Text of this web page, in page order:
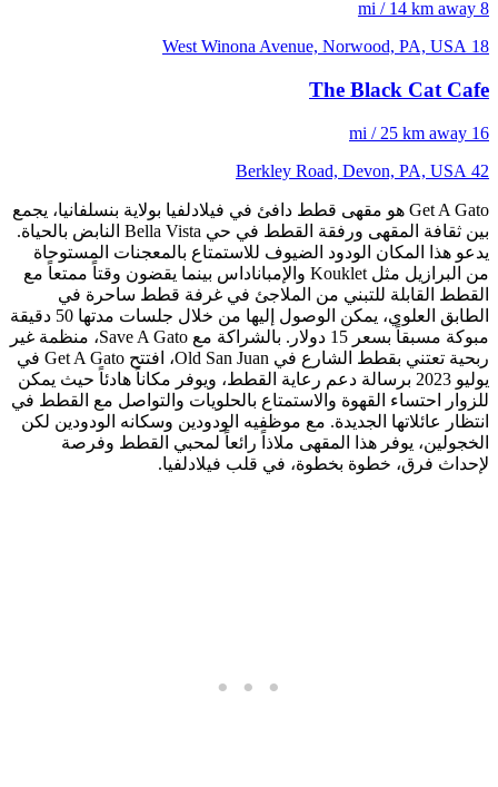
8 mi / 14 km away
18 West Winona Avenue, Norwood, PA, USA
The Black Cat Cafe
16 mi / 25 km away
42 Berkley Road, Devon, PA, USA
Get A Gato هو مقهى قطط دافئ في فيلادلفيا بولاية بنسلفانيا، يجمع
بين ثقافة المقهى ورفقة القطط في حي Bella Vista النابض بالحياة.
يدعو هذا المكان الودود الضيوف للاستمتاع بالمعجنات المستوحاة
من البرازيل مثل Kouklet والإمباناداس بينما يقضون وقتاً ممتعاً مع
القطط القابلة للتبني من الملاجئ في غرفة قطط ساحرة في
الطابق العلوي، يمكن الوصول إليها من خلال جلسات مدتها 50 دقيقة
مبوكة مسبقاً بسعر 15 دولار. بالشراكة مع Save A Gato، منظمة غير
ربحية تعتني بقطط الشارع في Old San Juan، افتتح Get A Gato في
يوليو 2023 برسالة دعم رعاية القطط، ويوفر مكاناً هادئاً حيث يمكن
للزوار احتساء القهوة والاستمتاع بالحلويات والتواصل مع القطط في
انتظار عائلاتها الجديدة. مع موظفيه الودودين وسكانه الودودين لكن
الخجولين، يوفر هذا المقهى ملاذاً رائعاً لمحبي القطط وفرصة
لإحداث فرق، خطوة بخطوة، في قلب فيلادلفيا.